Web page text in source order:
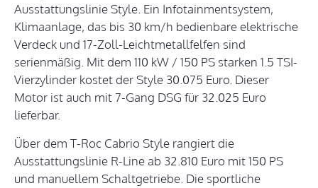
Ausstattungslinie Style. Ein Infotainmentsystem,
Klimaanlage, das bis 30 km/h bedienbare elektrische
Verdeck und 17-Zoll-Leichtmetallfelfen sind
serienmäßig. Mit dem 110 kW / 150 PS starken 1.5 TSI-
Vierzylinder kostet der Style 30.075 Euro. Dieser
Motor ist auch mit 7-Gang DSG für 32.025 Euro
lieferbar.
Über dem T-Roc Cabrio Style rangiert die
Ausstattungslinie R-Line ab 32.810 Euro mit 150 PS
und manuellem Schaltgetriebe. Die sportliche